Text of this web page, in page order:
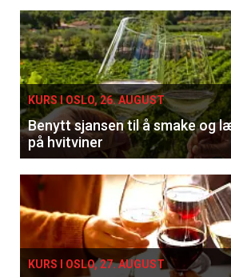
KURS I OSLO, 26. AUGUST
Benytt sjansen til å smake og
på hvitviner
KURS I OSLO, 27. AUGUST